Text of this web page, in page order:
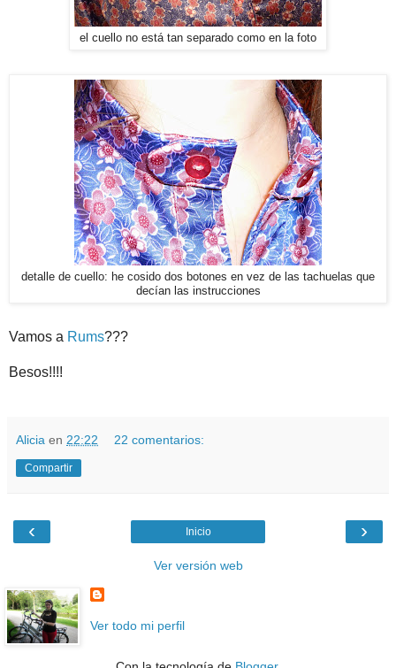
el cuello no está tan separado como en la foto
detalle de cuello: he cosido dos botones en vez de las tachuelas que
decían las instrucciones
Vamos a Rums???
Besos!!!!
Alicia en 22:22 22 comentarios:
Compartir
‹ ›
Inicio
Ver versión web
Ver todo mi perfil